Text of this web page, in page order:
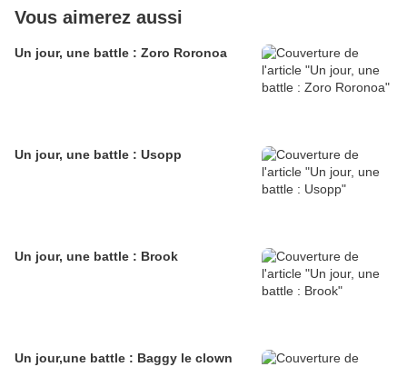
Vous aimerez aussi
Un jour, une battle : Zoro Roronoa
Un jour, une battle : Usopp
Un jour, une battle : Brook
Un jour,une battle : Baggy le clown